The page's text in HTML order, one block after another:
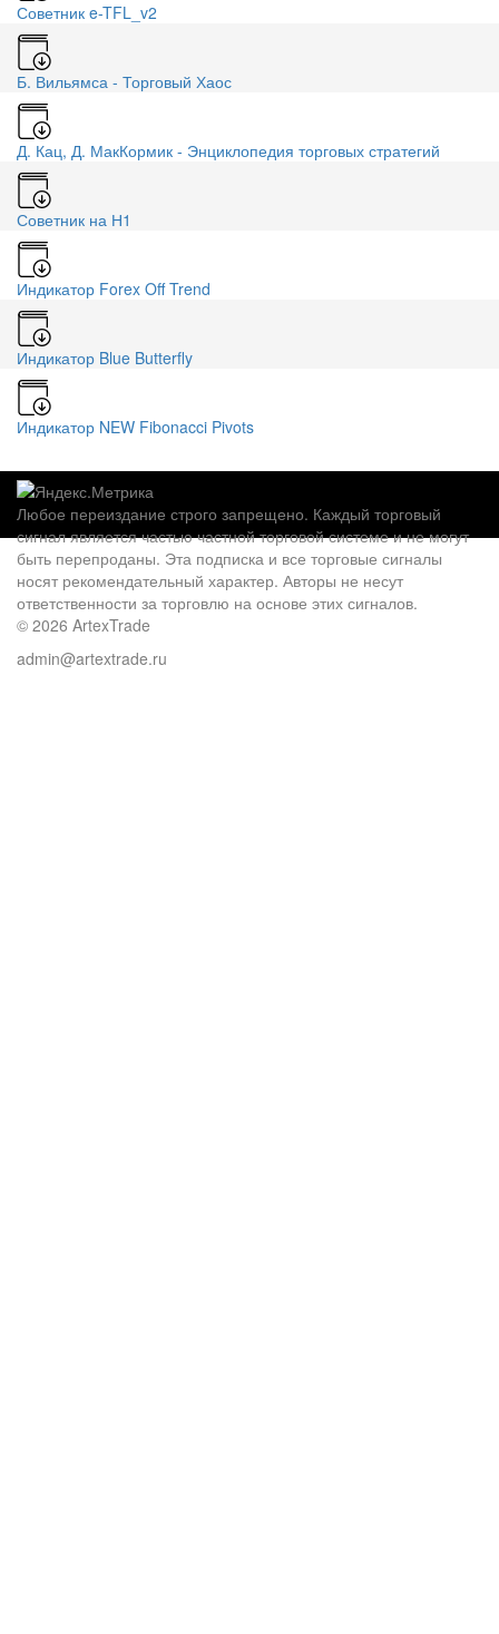
Советник e-TFL_v2
Б. Вильямса - Торговый Хаос
Д. Кац, Д. МакКормик - Энциклопедия торговых стратегий
Советник на Н1
Индикатор Forex Off Trend
Индикатор Blue Butterfly
Индикатор NEW Fibonacci Pivots
Любое переиздание строго запрещено. Каждый торговый
сигнал является частью частной торговой системе и не могут
быть перепроданы. Эта подписка и все торговые сигналы
носят рекомендательный характер. Авторы не несут
ответственности за торговлю на основе этих сигналов.
© 2026 ArtexTrade
admin@artextrade.ru